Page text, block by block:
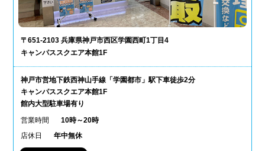
〒651-2103 兵庫県神戸市西区学園西町1丁目4
キャンパススクエア本館1F
神戸市営地下鉄西神山手線「学園都市」駅下車徒歩2分
キャンパススクエア本館1F
館内大型駐車場有り
営業時間
10時～20時
店休日
年中無休